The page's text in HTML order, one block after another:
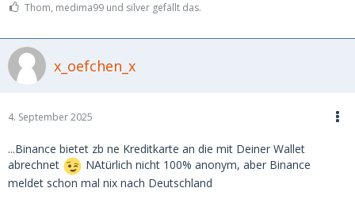
Thom, medima99 und silver gefällt das.
x_oefchen_x
4. September 2025
...Binance bietet zb ne Kreditkarte an die mit Deiner Wallet
abrechnet
NAtürlich nicht 100% anonym, aber Binance
meldet schon mal nix nach Deutschland